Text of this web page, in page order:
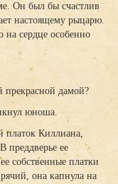
Он был бы счастлив
настоящему рыцарю.
на сердце особенно
дамой?
юноша.
платок Киллиана,
преддверье ее
собственные платки
она капнула на